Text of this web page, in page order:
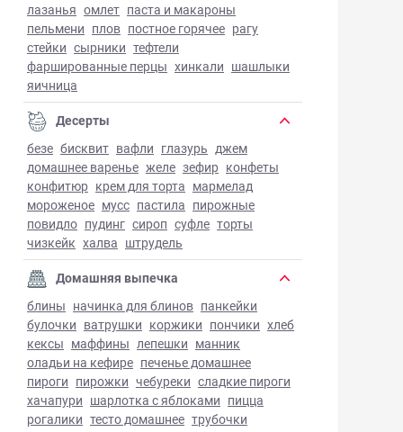
лазанья омлет паста и макароны
пельмени плов постное горячее рагу
стейки сырники тефтели
фаршированные перцы хинкали шашлыки
яичница
Десерты
безе бисквит вафли глазурь джем
домашнее варенье желе зефир конфеты
конфитюр крем для торта мармелад
мороженое мусс пастила пирожные
повидло пудинг сироп суфле торты
чизкейк халва штрудель
Домашняя выпечка
блины начинка для блинов панкейки
булочки ватрушки коржики пончики хлеб
кексы маффины лепешки манник
оладьи на кефире печенье домашнее
пироги пирожки чебуреки сладкие пироги
хачапури шарлотка с яблоками пицца
рогалики тесто домашнее трубочки